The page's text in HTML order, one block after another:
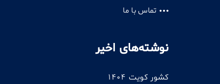
تماس با ما
نوشته‌های اخیر
کشور کویت 1404